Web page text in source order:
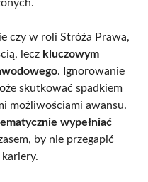
czy w roli Stróża Prawa,
lecz kluczowym
. Ignorowanie
skutkować spadkiem
możliwościami awansu.
wypełniać
by nie przegapić